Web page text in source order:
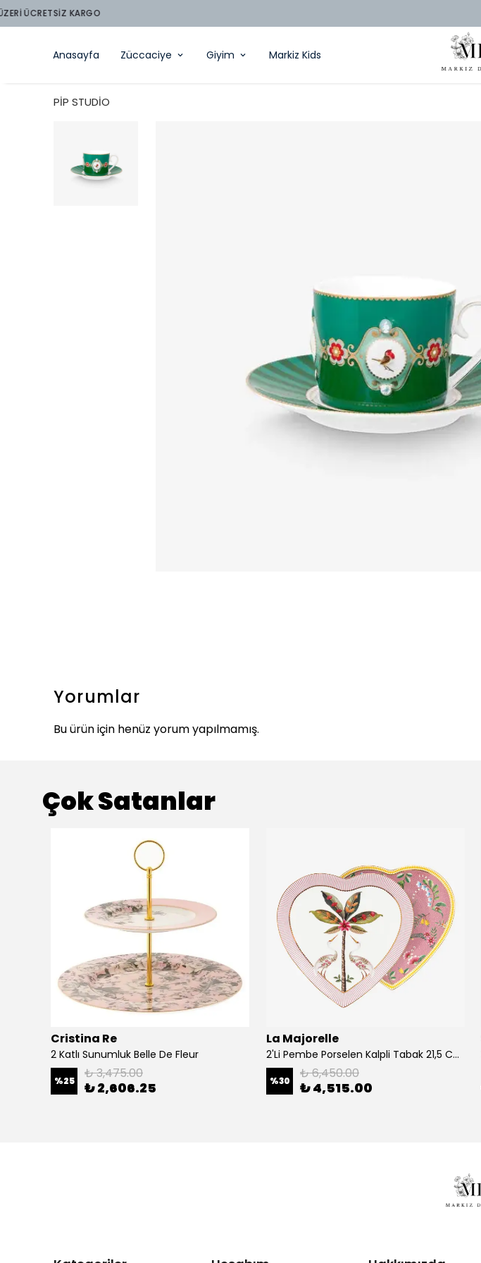
Anasayfa Züccaciye Giyim Markiz Kids
PİP STUDİO
Yorumlar
Bu ürün için henüz yorum yapılmamış.
Çok Satanlar
Cristina Re
2 Katlı Sunumluk Belle De Fleur
%25 ₺ 3,475.00
₺ 2,606.25
La Majorelle
2'Li Pembe Porselen Kalpli Tabak 21,5 Cm La Majorelle
%30 ₺ 6,450.00
₺ 4,515.00